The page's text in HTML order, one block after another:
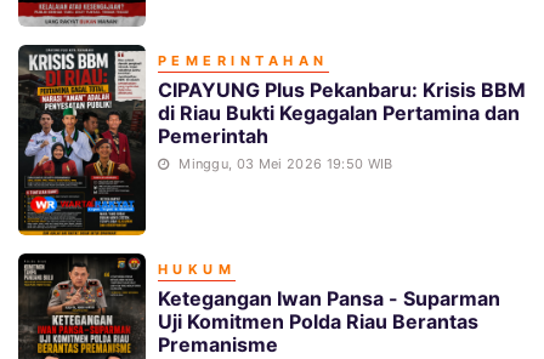
PEMERINTAHAN
CIPAYUNG Plus Pekanbaru: Krisis BBM
di Riau Bukti Kegagalan Pertamina dan
Pemerintah
Minggu, 03 Mei 2026 19:50 WIB
HUKUM
Ketegangan Iwan Pansa - Suparman
Uji Komitmen Polda Riau Berantas
Premanisme